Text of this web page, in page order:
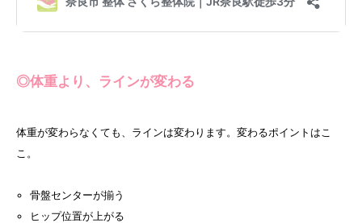
◎体重より、ラインが変わる
体重が変わらなくても、ラインは変わります。変わるポイントはこ
こ。
骨盤センターが揃う
ヒップ位置が上がる